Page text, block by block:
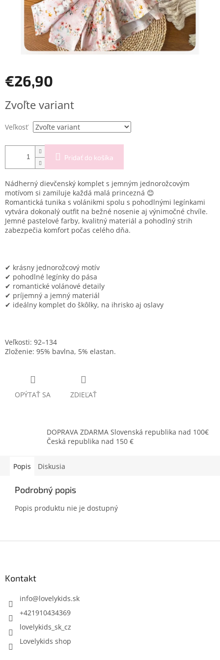
€26,90
cena:
Zvoľte variant
Veľkosť
Pridať do košíka
Nádherný dievčenský komplet s jemným jednorožcovým
motívom si zamiluje každá malá princezná 😊
Romantická tunika s volánikmi spolu s pohodlnými legínkami
vytvára dokonalý outfit na bežné nosenie aj výnimočné chvíle.
Jemné pastelové farby, kvalitný materiál a pohodlný strih
zabezpečia komfort počas celého dňa.
✔ krásny jednorožcový motív
✔ pohodlné legínky do pása
✔ romantické volánové detaily
✔ príjemný a jemný materiál
✔ ideálny komplet do škôlky, na ihrisko aj oslavy
Veľkosti: 92–134
Zloženie: 95% bavlna, 5% elastan.
OPÝTAŤ SA ZDIEĽAŤ
DOPRAVA ZDARMA Slovenská republika nad 100€
Česká republika nad 150 €
Popis Diskusia
Podrobný popis
Popis produktu nie je dostupný
Kontakt
info@lovelykids.sk
+421910434369
lovelykids_sk_cz
Lovelykids shop